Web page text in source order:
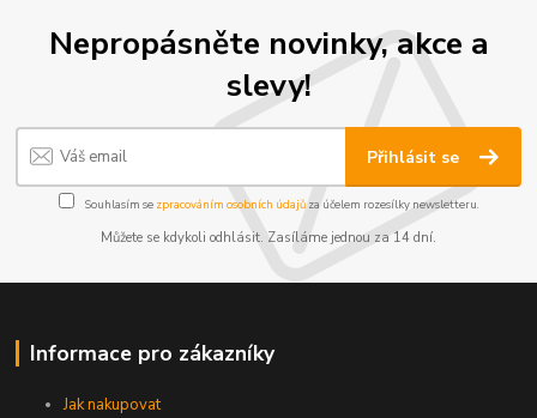
Nepropásněte novinky, akce a
slevy!
Přihlásit se
Souhlasím se zpracováním osobních údajůza účelem rozesílky newsletteru.
Můžete se kdykoli odhlásit. Zasíláme jednou za 14 dní.
Informace pro zákazníky
Jak nakupovat